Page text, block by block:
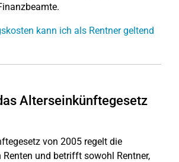
kann ich als Rentner geltend
Alterseinkünftegesetz
von 2005 regelt die
Renten und betrifft sowohl Rentner,